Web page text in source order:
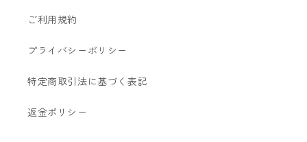
ご利用規約
プライバシーポリシー
特定商取引法に基づく表記
返金ポリシー